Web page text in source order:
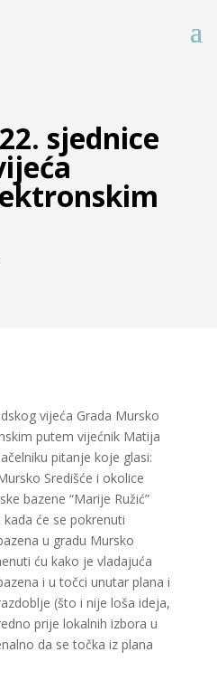
sjednice
vijeća Grada Mursko
putem vijećnik Matija
pitanje koje glasi:
Središće i okolice
bazene “Marije Ružić”
kada će se pokrenuti
u gradu Mursko
ću kako je vladajuća
i u točci unutar plana i
(što i nije loša ideja,
prije lokalnih izbora u
da se točka iz plana